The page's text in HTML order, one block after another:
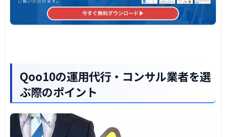
ランニングコストが発生する
必ず収益が上がるとは限らない
Qoo10の運用代行・コンサル業者を選
ぶ際のポイント